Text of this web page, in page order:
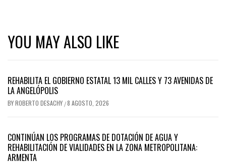
YOU MAY ALSO LIKE
REHABILITA EL GOBIERNO ESTATAL 13 MIL CALLES Y 73 AVENIDAS DE
LA ANGELÓPOLIS
BYROBERTO DESACHY /8 AGOSTO, 2026
CONTINÚAN LOS PROGRAMAS DE DOTACIÓN DE AGUA Y
REHABILITACIÓN DE VIALIDADES EN LA ZONA METROPOLITANA:
ARMENTA